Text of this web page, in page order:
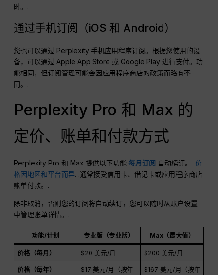
时。.
通过手机订阅（iOS 和 Android）
您也可以通过 Perplexity 手机应用程序订阅。根据您使用的设
备，可以通过 Apple App Store 或 Google Play 进行支付。功
能相同，但订阅管理可能会因应用程序商店的政策而略有不
同。.
Perplexity Pro 和 Max 的
定价、账单和付款方式
Perplexity Pro 和 Max 提供以下功能每月订阅 自动续订。. 价
格因地区和平台而异. .通常接受信用卡、借记卡或应用程序商店
账单付款。.
除非取消，否则您的订阅将自动续订，您可以随时从账户设置
中管理账单详情。.
功能/计划 专业版（专业版） Max（最大值）
价格（每月） $20 美元/月 $200 美元/月
价格（每年） $17 美元/月（按年 $167 美元/月（按年